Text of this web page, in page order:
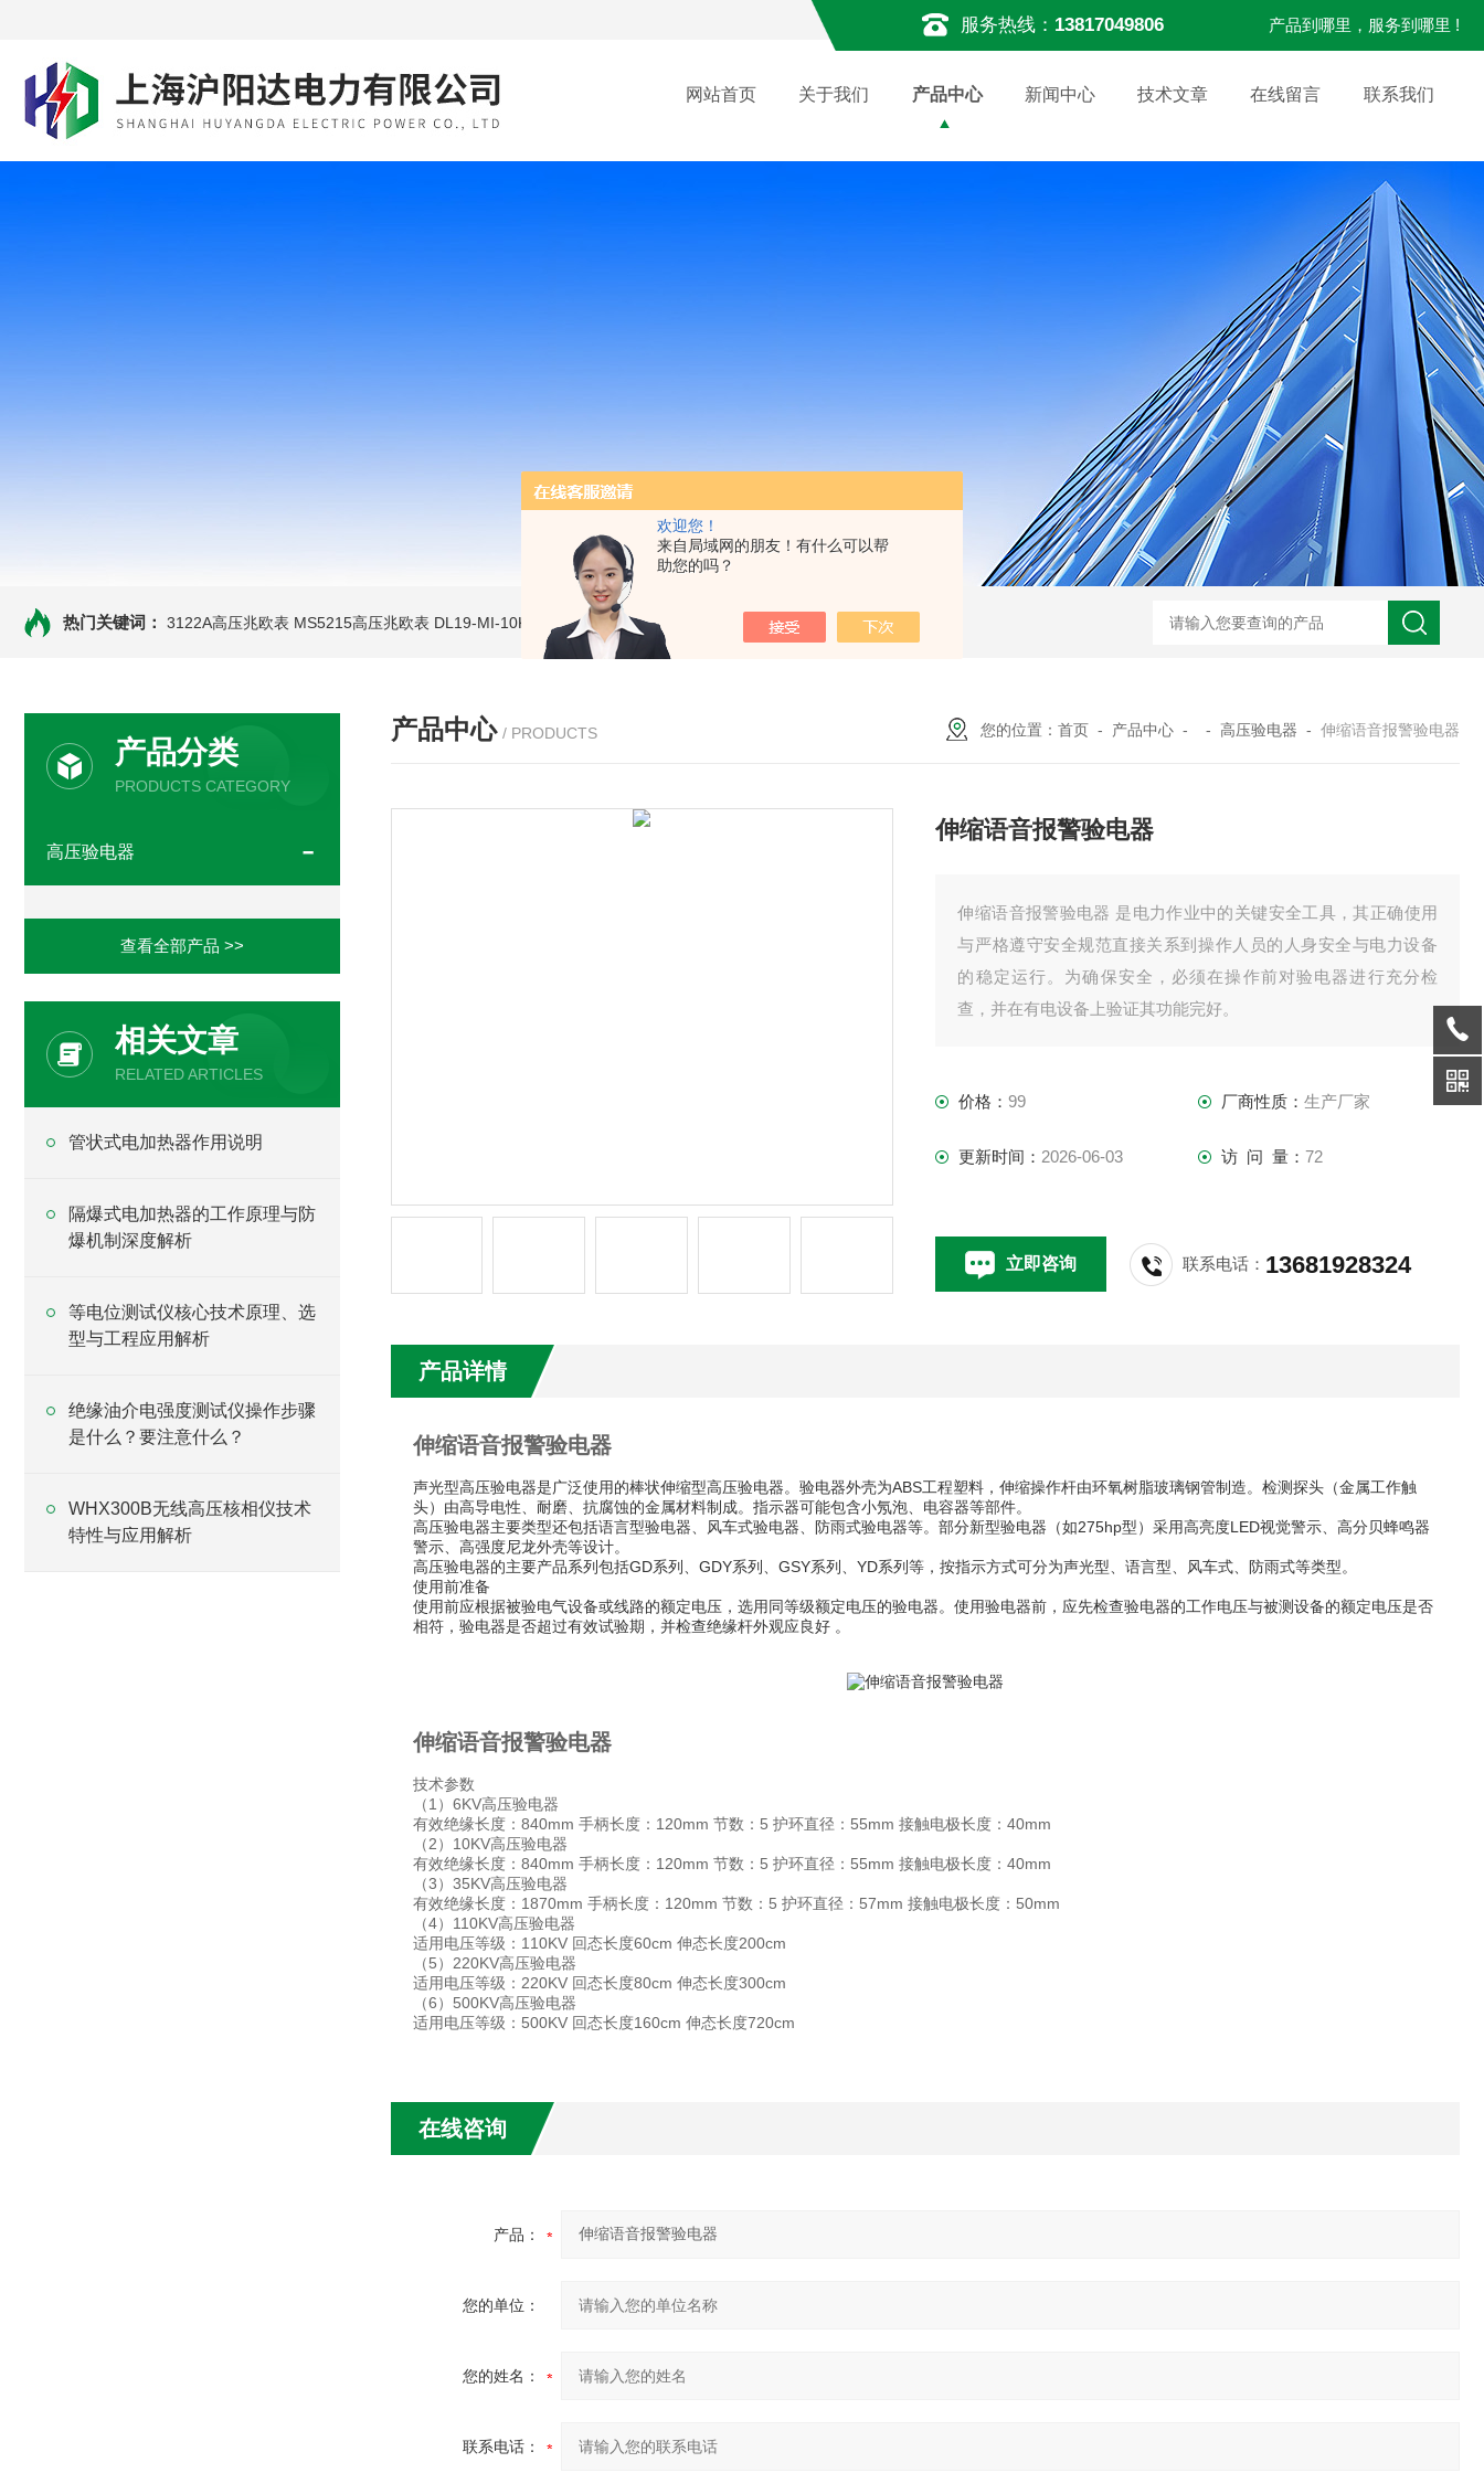
欢迎您！
来自局域网的朋友！有什么可以帮
助您的吗？
服务热线： 13817049806 产品到哪里，服务到哪里 !
网站首页 关于我们 产品中心 新闻中心 技术文章 在线留言 联系我们
热门关键词： 3122A高压兆欧表 MS5215高压兆欧表 DL19-MI-10KVe 高压兆欧表 5000V数字高压兆欧表 CS2077型CS2077高压兆欧表校验仪 GM-5KV-20KV型可调高压兆欧表GM-5KV-20KV nl3203型
产品分类
PRODUCTS CATEGORY
高压验电器
查看全部产品 >>
相关文章
RELATED ARTICLES
管状式电加热器作用说明
隔爆式电加热器的工作原理与防
爆机制深度解析
等电位测试仪核心技术原理、选
型与工程应用解析
绝缘油介电强度测试仪操作步骤
是什么？要注意什么？
WHX300B无线高压核相仪技术
特性与应用解析
产品中心 / PRODUCTS 您的位置： 首页 - 产品中心 - - 高压验电器 - 伸缩语音报警验电器
伸缩语音报警验电器
伸缩语音报警验电器 是电力作业中的关键安全工具，其正确使用
与严格遵守安全规范直接关系到操作人员的人身安全与电力设备
的稳定运行。为确保安全，必须在操作前对验电器进行充分检
查，并在有电设备上验证其功能完好。
价格：99 厂商性质： 生产厂家
更新时间： 2026-06-03 访 问 量： 72
立即咨询 联系电话： 13681928324
产品详情
伸缩语音报警验电器
声光型高压验电器是广泛使用的棒状伸缩型高压验电器。验电器外壳为ABS工程塑料，伸缩操作杆由环氧树脂玻璃钢管制造。检测探头（金属工作触
头）由高导电性、耐磨、抗腐蚀的金属材料制成。指示器可能包含小氖泡、电容器等部件。
高压验电器主要类型还包括语言型验电器、风车式验电器、防雨式验电器等。部分新型验电器（如275hp型）采用高亮度LED视觉警示、高分贝蜂鸣器
警示、高强度尼龙外壳等设计。
高压验电器的主要产品系列包括GD系列、GDY系列、GSY系列、YD系列等，按指示方式可分为声光型、语言型、风车式、防雨式等类型。
使用前准备
使用前应根据被验电气设备或线路的额定电压，选用同等级额定电压的验电器。使用验电器前，应先检查验电器的工作电压与被测设备的额定电压是否
相符，验电器是否超过有效试验期，并检查绝缘杆外观应良好 。
伸缩语音报警验电器
技术参数
（1）6KV高压验电器
有效绝缘长度：840mm 手柄长度：120mm 节数：5 护环直径：55mm 接触电极长度：40mm
（2）10KV高压验电器
有效绝缘长度：840mm 手柄长度：120mm 节数：5 护环直径：55mm 接触电极长度：40mm
（3）35KV高压验电器
有效绝缘长度：1870mm 手柄长度：120mm 节数：5 护环直径：57mm 接触电极长度：50mm
（4）110KV高压验电器
适用电压等级：110KV 回态长度60cm 伸态长度200cm
（5）220KV高压验电器
适用电压等级：220KV 回态长度80cm 伸态长度300cm
（6）500KV高压验电器
适用电压等级：500KV 回态长度160cm 伸态长度720cm
在线咨询
产品：
您的单位：
您的姓名：
联系电话：